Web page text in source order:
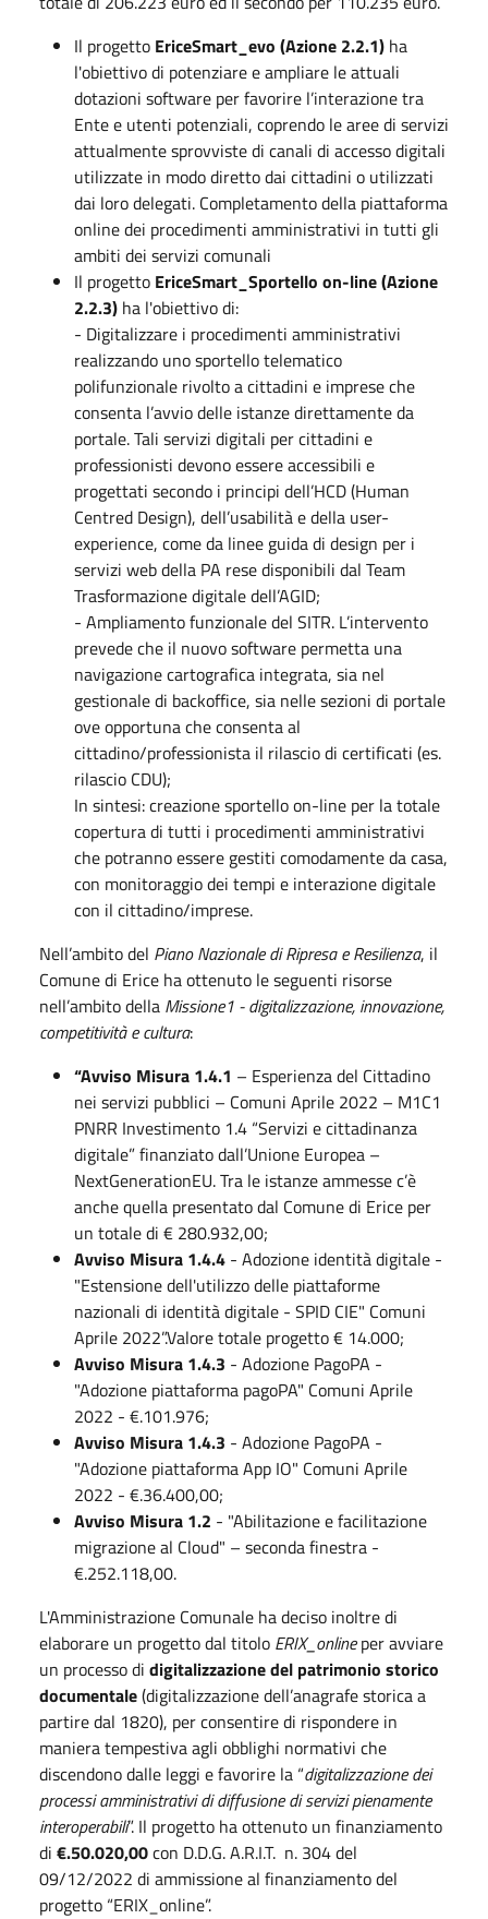
Il progetto EriceSmart_evo (Azione 2.2.1) ha
l'obiettivo di potenziare e ampliare le attuali
dotazioni software per favorire l’interazione tra
Ente e utenti potenziali, coprendo le aree di servizi
attualmente sprovviste di canali di accesso digitali
utilizzate in modo diretto dai cittadini o utilizzati
dai loro delegati. Completamento della piattaforma
online dei procedimenti amministrativi in tutti gli
ambiti dei servizi comunali
Il progetto EriceSmart_Sportello on-line (Azione
2.2.3) ha l'obiettivo di:
- Digitalizzare i procedimenti amministrativi
realizzando uno sportello telematico
polifunzionale rivolto a cittadini e imprese che
consenta l’avvio delle istanze direttamente da
portale. Tali servizi digitali per cittadini e
professionisti devono essere accessibili e
progettati secondo i principi dell’HCD (Human
Centred Design), dell’usabilità e della user-
experience, come da linee guida di design per i
servizi web della PA rese disponibili dal Team
Trasformazione digitale dell’AGID;
- Ampliamento funzionale del SITR. L’intervento
prevede che il nuovo software permetta una
navigazione cartografica integrata, sia nel
gestionale di backoffice, sia nelle sezioni di portale
ove opportuna che consenta al
cittadino/professionista il rilascio di certificati (es.
rilascio CDU);
In sintesi: creazione sportello on-line per la totale
copertura di tutti i procedimenti amministrativi
che potranno essere gestiti comodamente da casa,
con monitoraggio dei tempi e interazione digitale
con il cittadino/imprese.
Nell’ambito del Piano Nazionale di Ripresa e Resilienza, il
Comune di Erice ha ottenuto le seguenti risorse
nell’ambito della Missione1 - digitalizzazione, innovazione,
competitività e cultura:
“Avviso Misura 1.4.1 – Esperienza del Cittadino
nei servizi pubblici – Comuni Aprile 2022 – M1C1
PNRR Investimento 1.4 “Servizi e cittadinanza
digitale” finanziato dall’Unione Europea –
NextGenerationEU. Tra le istanze ammesse c’è
anche quella presentato dal Comune di Erice per
un totale di € 280.932,00;
Avviso Misura 1.4.4 - Adozione identità digitale -
"Estensione dell'utilizzo delle piattaforme
nazionali di identità digitale - SPID CIE" Comuni
Aprile 2022”.Valore totale progetto € 14.000;
Avviso Misura 1.4.3 - Adozione PagoPA -
"Adozione piattaforma pagoPA" Comuni Aprile
2022 - €.101.976;
Avviso Misura 1.4.3 - Adozione PagoPA -
"Adozione piattaforma App IO" Comuni Aprile
2022 - €.36.400,00;
Avviso Misura 1.2 - "Abilitazione e facilitazione
migrazione al Cloud" – seconda finestra -
€.252.118,00.
L'Amministrazione Comunale ha deciso inoltre di
elaborare un progetto dal titolo ERIX_onlineper avviare
un processo di digitalizzazione del patrimonio storico
documentale(digitalizzazione dell’anagrafe storica a
partire dal 1820), per consentire di rispondere in
maniera tempestiva agli obblighi normativi che
discendono dalle leggi e favorire la “digitalizzazione dei
processi amministrativi di diffusione di servizi pienamente
interoperabili”. Il progetto ha ottenuto un finanziamento
di €.50.020,00con D.D.G. A.R.I.T. n. 304 del
09/12/2022 di ammissione al finanziamento del
progetto “ERIX_online”.